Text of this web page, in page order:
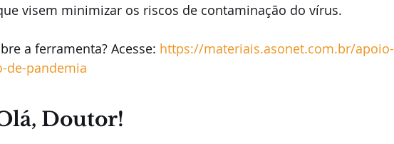
visem minimizar os riscos de contaminação do vírus.
a ferramenta? Acesse: https://materiais.asonet.com.br/apoio-
de-pandemia
Doutor!